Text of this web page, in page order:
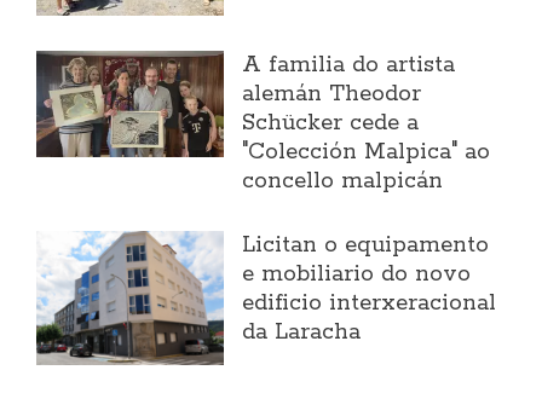
A familia do artista
alemán Theodor
Schücker cede a
"Colección Malpica" ao
concello malpicán
Licitan o equipamento
e mobiliario do novo
edificio interxeracional
da Laracha